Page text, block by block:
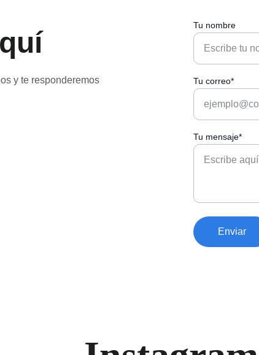
y te responderemos
Tu nombre
Tu correo*
Tu mensaje*
Enviar